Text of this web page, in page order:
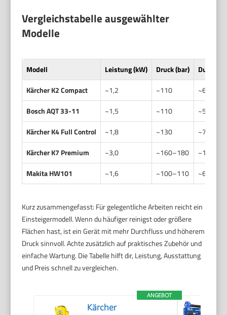
Vergleichstabelle ausgewählter
Modelle
Modell Leistung (kW) Druck (bar)
Kärcher K2 Compact
~1,2 ~110
~6
Bosch AQT 33-11
~1,5 ~110
~5.5
Kärcher K4 Full Control
~1,8 ~130
~7
Kärcher K7 Premium
~3,0 ~160–180
~10
Makita HW101
~1,6 ~100–110 ~6
Kurz zusammengefasst: Für gelegentliche Arbeiten reicht ein
Einsteigermodell. Wenn du häufiger reinigst oder größere
Flächen hast, ist ein Gerät mit mehr Durchfluss und höherem
Druck sinnvoll. Achte zusätzlich auf praktisches Zubehör und
einfache Wartung. Die Tabelle hilft dir, Leistung, Ausstattung
und Preis schnell zu vergleichen.
ANGEBOT
Kärcher